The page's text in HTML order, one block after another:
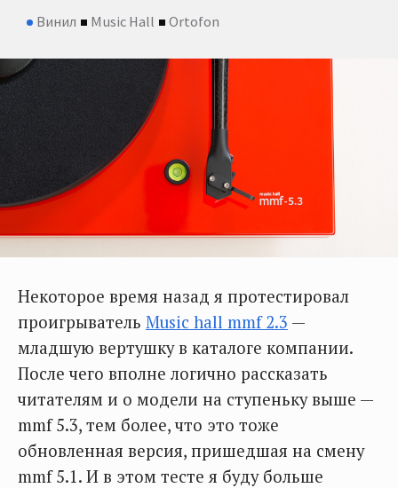
Винил Music Hall Ortofon
Некоторое время назад я протестировал
проигрыватель Music hall mmf 2.3 —
младшую вертушку в каталоге компании.
После чего вполне логично рассказать
читателям и о модели на ступеньку выше —
mmf 5.3, тем более, что это тоже
обновленная версия, пришедшая на смену
mmf 5.1. И в этом тесте я буду больше